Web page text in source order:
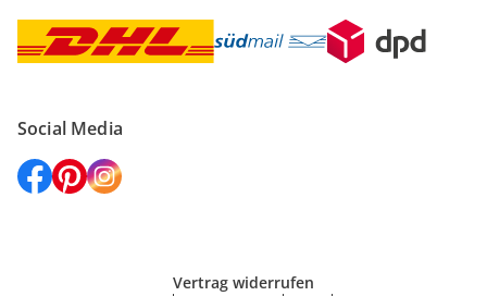
Social Media
Vertrag widerrufen